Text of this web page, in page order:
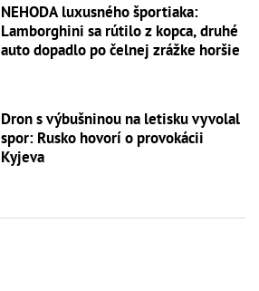
NEHODA luxusného športiaka:
Lamborghini sa rútilo z kopca, druhé
auto dopadlo po čelnej zrážke horšie
Dron s výbušninou na letisku vyvolal
spor: Rusko hovorí o provokácii
Kyjeva